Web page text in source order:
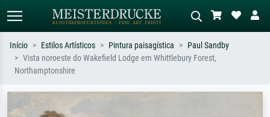
Pesquisa padrão
ex: Monet, Noite Estrelada,
impressionismo, onda de Hokusai, nu.
Início Estilos Artísticos Pintura paisagística
Paul Sandby
Vista noroeste do Wakefield Lodge em Whittlebury Forest,
Northamptonshire